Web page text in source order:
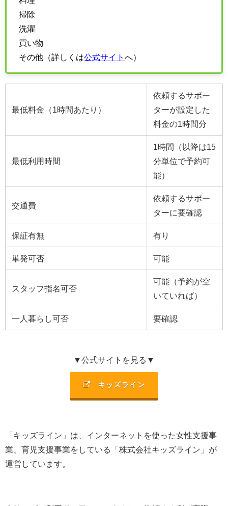
掃除
洗濯
買い物
その他（詳しくは公式サイト へ）
最低料金（1時間あたり）
依頼するサポー
ターが設定した
料金の1時間分
最低利用時間
1時間（以降は15
分単位で予約可
能）
交通費
依頼するサポー
ターに要確認
保証有無 有り
単発可否 可能
スタッフ指名可否
可能（予約が空
いていれば）
一人暮らし可否 要確認
▼公式サイトを見る▼
キッズライン
「キッズライン」は、 インターネットを使った女性支援事
業、育児支援事業を している「 株式会社キッズライン 」が
運営しています。